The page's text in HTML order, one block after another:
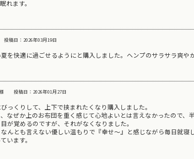
れます。
投稿日：2026年03月19日
を快適に過ごせるようにと購入しました。ヘンプのサラサラ爽や
投稿日：2026年01月27日
っくりして、上下で挟まれたくなり購入しました。
なぜか上のお布団を重く感じて心地よいとは言えなかったので、
が覚めるのですが、それがなくなりました。
んとも言えない優しい温もりで『幸せ～』と感じながら毎日就寝し
います。